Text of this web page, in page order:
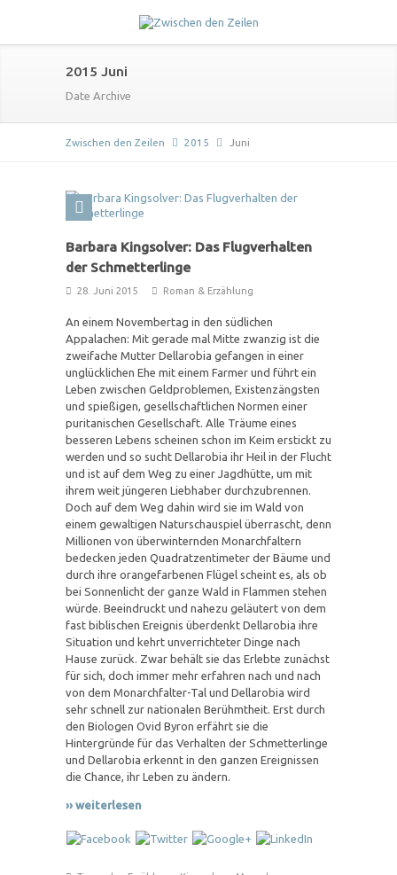
2015 Juni
Date Archive
Zwischen den Zeilen 2015 Juni
Barbara Kingsolver: Das Flugverhalten
der Schmetterlinge
28. Juni 2015 Roman & Erzählung
An einem Novembertag in den südlichen
Appalachen: Mit gerade mal Mitte zwanzig ist die
zweifache Mutter Dellarobia gefangen in einer
unglücklichen Ehe mit einem Farmer und führt ein
Leben zwischen Geldproblemen, Existenzängsten
und spießigen, gesellschaftlichen Normen einer
puritanischen Gesellschaft. Alle Träume eines
besseren Lebens scheinen schon im Keim erstickt zu
werden und so sucht Dellarobia ihr Heil in der Flucht
und ist auf dem Weg zu einer Jagdhütte, um mit
ihrem weit jüngeren Liebhaber durchzubrennen.
Doch auf dem Weg dahin wird sie im Wald von
einem gewaltigen Naturschauspiel überrascht, denn
Millionen von überwinternden Monarchfaltern
bedecken jeden Quadratzentimeter der Bäume und
durch ihre orangefarbenen Flügel scheint es, als ob
bei Sonnenlicht der ganze Wald in Flammen stehen
würde. Beeindruckt und nahezu geläutert von dem
fast biblischen Ereignis überdenkt Dellarobia ihre
Situation und kehrt unverrichteter Dinge nach
Hause zurück. Zwar behält sie das Erlebte zunächst
für sich, doch immer mehr erfahren nach und nach
von dem Monarchfalter-Tal und Dellarobia wird
sehr schnell zur nationalen Berühmtheit. Erst durch
den Biologen Ovid Byron erfährt sie die
Hintergründe für das Verhalten der Schmetterlinge
und Dellarobia erkennt in den ganzen Ereignissen
die Chance, ihr Leben zu ändern.
›› weiterlesen